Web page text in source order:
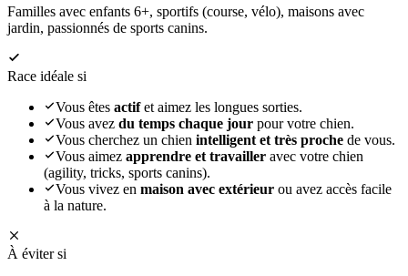
Familles avec enfants 6+, sportifs (course, vélo), maisons avec
jardin, passionnés de sports canins.
Race idéale si
Vous êtes actifet aimez les longues sorties.
Vous avez du temps chaque jour pour votre chien.
Vous cherchez un chien intelligent et très proche de vous.
Vous aimez apprendre et travailler avec votre chien
(agility, tricks, sports canins).
Vous vivez en maison avec extérieur ou avez accès facile
à la nature.
À éviter si